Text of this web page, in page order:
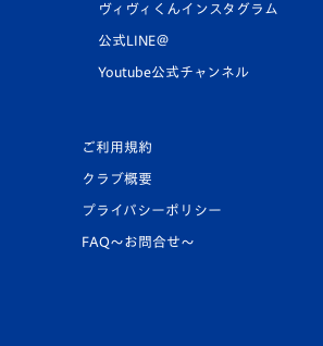
ヴィヴィくんインスタグラム
公式LINE＠
Youtube公式チャンネル
ご利用規約
クラブ概要
プライバシーポリシー
FAQ〜お問合せ〜